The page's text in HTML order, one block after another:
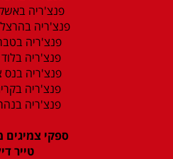
פנצ'ריה
פנצ'ריה
פנצ'ריה
פנצ'ריה
פנצ'ריה בנס
פנצ'ריה
פנצ'ריה
ספקי צמיגים
טייר